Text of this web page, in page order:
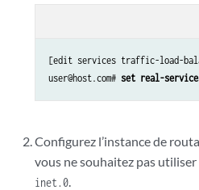
[edit services traffic-load-
user@host.com# set real-
Configurez l’instance de
vous ne souhaitez pas utiliser
inet.0